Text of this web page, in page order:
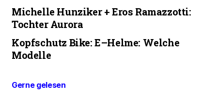
Michelle Hunziker + Eros Ramazzotti:
Tochter Aurora
Kopfschutz Bike: E–Helme: Welche
Modelle
Gerne gelesen